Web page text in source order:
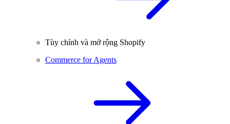
Tùy chỉnh và mở rộng Shopify
Commerce for Agents